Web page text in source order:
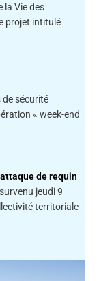
la Vie des
projet intitulé
de sécurité
« week-end
de requin
jeudi 9
territoriale